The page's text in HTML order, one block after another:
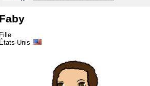
Faby
Fille
États-Unis